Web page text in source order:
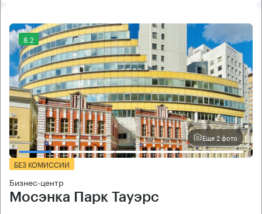
8.2
Еще 2 фото
БЕЗ КОМИССИИ
Бизнес-центр
Мосэнка Парк Тауэрс